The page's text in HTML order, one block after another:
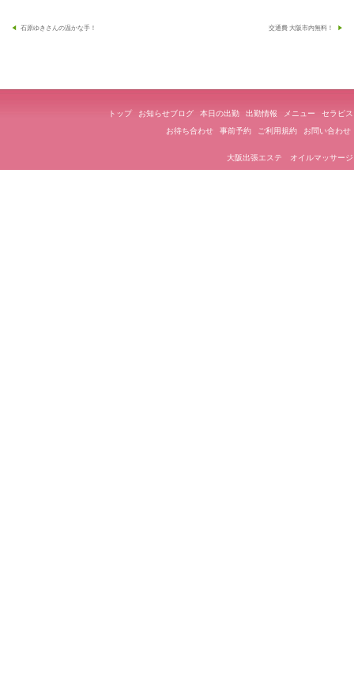
投
ビ
ョ
石原ゆきさんの温かな手！ 交通費 大阪市内無料！
トップ お知らせブログ 本日の出勤 出勤情報 メニュー
セラピ
お待ち合わせ
事前予約 ご利用規約 お問い合わせ
大阪出張エステ オイルマッサー